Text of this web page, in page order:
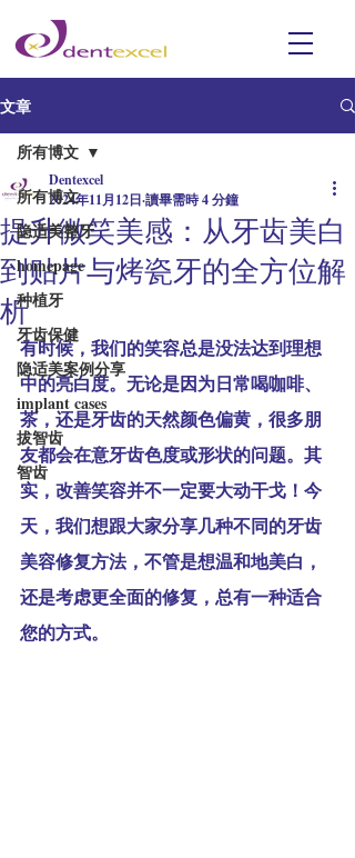
文章
所有博文
隐适美整牙
homepage
种植牙
牙齿保健
隐适美案例分享
implant cases
拔智齿
智齿
所有博文
提升微笑美感：从牙齿美白
到贴片与烤瓷牙的全方位解
析
Dentexcel
2024年11月12日 讀畢需時 4 分鐘
有时候，我们的笑容总是没法达到理想
中的亮白度。无论是因为日常喝咖啡、
茶，还是牙齿的天然颜色偏黄，很多朋
友都会在意牙齿色度或形状的问题。其
实，改善笑容并不一定要大动干戈！今
天，我们想跟大家分享几种不同的牙齿
美容修复方法，不管是想温和地美白，
还是考虑更全面的修复，总有一种适合
您的方式。